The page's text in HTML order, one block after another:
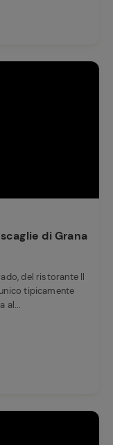
di Grana
del ristorante Il
tipicamente
al...